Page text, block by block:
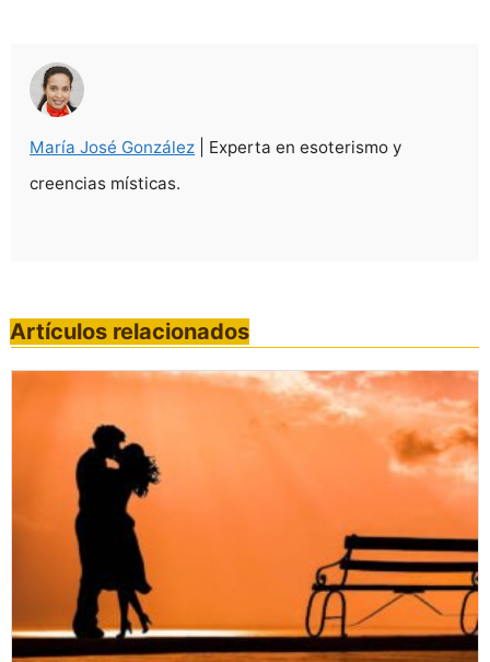
María José González | Experta en esoterismo y
creencias místicas.
Artículos relacionados